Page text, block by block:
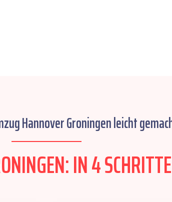
Hannover Groningen leicht
IN 4